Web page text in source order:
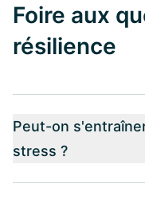
Foire aux
résilience
Peut-on
stress ?